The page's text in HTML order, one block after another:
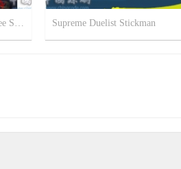
Supreme Duelist Stickman